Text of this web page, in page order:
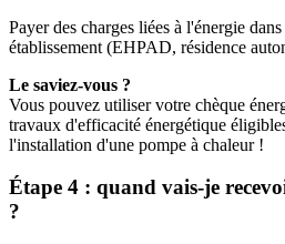
Payer des charges liées à l'énergie
établissement (EHPAD, résidence
Le saviez-vous ?
Vous pouvez utiliser votre chèque
travaux d'efficacité énergétique
l'installation d'une pompe à chaleur !
Étape 4 : quand vais-je
?